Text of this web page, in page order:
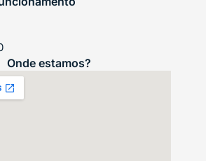
Onde estamos?